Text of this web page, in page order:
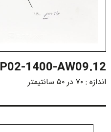
P02-1400-AW09.12
اندازه : ۷۰ در ۵۰ سانتیمتر